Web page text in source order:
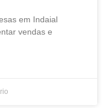
em Indaial
vendas e